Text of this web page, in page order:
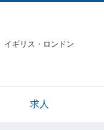
イギリス・ロンドン
求人